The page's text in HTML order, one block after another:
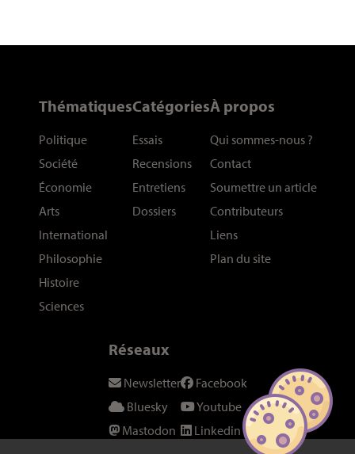
Thématiques
Politique
Société
Économie
Arts
International
Philosophie
Histoire
Sciences
Catégories
Essais
Recensions
Entretiens
Dossiers
À propos
Qui sommes-nous ?
Contact
Soumettre un article
Contributeurs
Liens
Plan du site
Réseaux
Newsletter
Bluesky
Mastodon
Facebook
Youtube
Linkedin